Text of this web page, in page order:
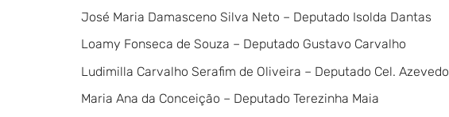
José Maria Damasceno Silva Neto – Deputado Isolda Dantas
Loamy Fonseca de Souza – Deputado Gustavo Carvalho
Ludimilla Carvalho Serafim de Oliveira – Deputado Cel. Azevedo
Maria Ana da Conceição – Deputado Terezinha Maia